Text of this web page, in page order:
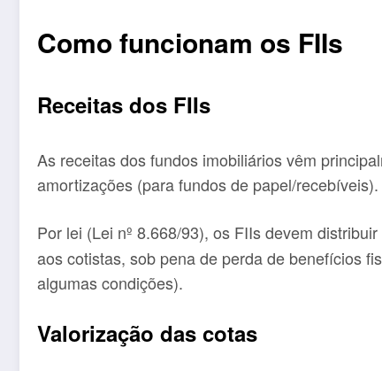
Como funcionam os FIIs
Receitas dos FIIs
As receitas dos fundos imobiliários vêm
amortizações (para fundos de papel/recebíveis).
Por lei (Lei nº 8.668/93), os FIIs devem distribuir
aos cotistas, sob pena de perda de benefícios
algumas condições).
Valorização das cotas